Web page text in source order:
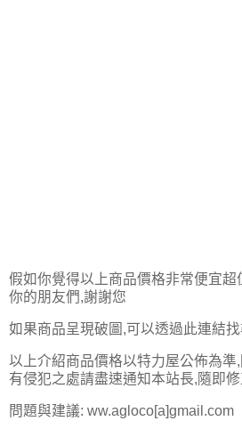
假如你覺得以上商品價格非常便宜
你的朋友們,謝謝您
如果商品呈現破圖,可以透過此連結
以上介紹商品價格以特力屋公佈為準
有侵犯之處請盡速通知本站長,隨即修
問題與建議: ww.agloco[a]gmail.com